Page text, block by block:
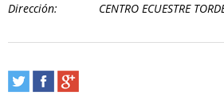
Dirección:
CENTRO ECUESTRE